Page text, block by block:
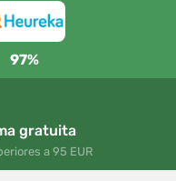
97%
gratuita
a 95 EUR